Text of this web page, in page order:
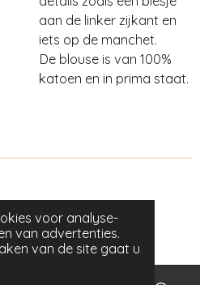
voor analyse-
van advertenties.
van de site gaat u
aan de linker zijkant en
iets op de manchet.
De blouse is van 100%
katoen en in prima staat.